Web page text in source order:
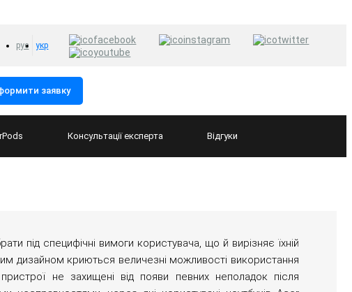
рус укр
заявку
Консультаціїексперта Відгуки
під специфічні вимоги користувача, що й вирізняє їхній
дизайном криються величезні можливості використання
пристрої не захищені від появи певних неполадок після